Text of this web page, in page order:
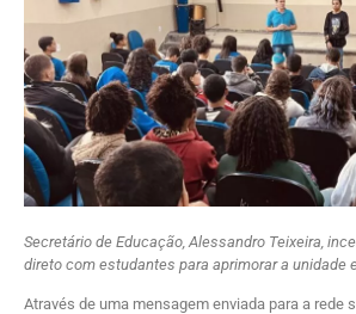
Secretário de Educação, Alessandro Teixeira,
direto com estudantes para aprimorar a unidade
Através de uma mensagem enviada para a rede